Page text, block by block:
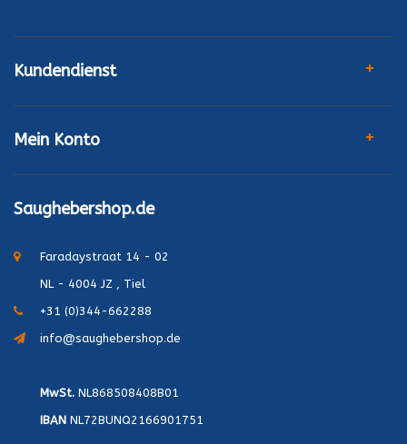
Kundendienst
Mein Konto
Saughebershop.de
Faradaystraat 14 - 02
NL - 4004 JZ , Tiel
+31 (0)344-662288
info@saughebershop.de
MwSt. NL868508408B01
IBAN NL72BUNQ2166901751